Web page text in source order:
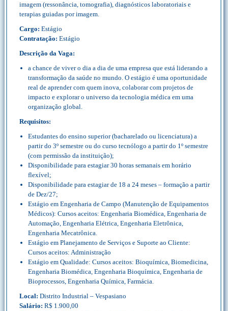
imagem (ressonância, tomografia), diagnósticos laboratoriais e
terapias guiadas por imagem.
Cargo: Estágio
Contratação: Estágio
Descrição da Vaga:
a chance de viver o dia a dia de uma empresa que está liderando a
transformação da saúde no mundo. O estágio é uma oportunidade
real de aprender com quem inova, colaborar com projetos de
impacto e explorar o universo da tecnologia médica em uma
organização global.
Requisitos:
Estudantes do ensino superior (bacharelado ou licenciatura) a
partir do 3º semestre ou do curso tecnólogo a partir do 1º semestre
(com permissão da instituição);
Disponibilidade para estagiar 30 horas semanais em horário
flexível;
Disponibilidade para estagiar de 18 a 24 meses – formação a partir
de Dez/27;
Estágio em Engenharia de Campo (Manutenção de Equipamentos
Médicos): Cursos aceitos: Engenharia Biomédica, Engenharia de
Automação, Engenharia Elétrica, Engenharia Eletrônica,
Engenharia Mecatrônica.
Estágio em Planejamento de Serviços e Suporte ao Cliente:
Cursos aceitos: Administração
Estágio em Qualidade: Cursos aceitos: Bioquímica, Biomedicina,
Engenharia Biomédica, Engenharia Bioquímica, Engenharia de
Bioprocessos, Engenharia Química, Farmácia.
Local: Distrito Industrial – Vespasiano
Salário: R$ 1.900,00